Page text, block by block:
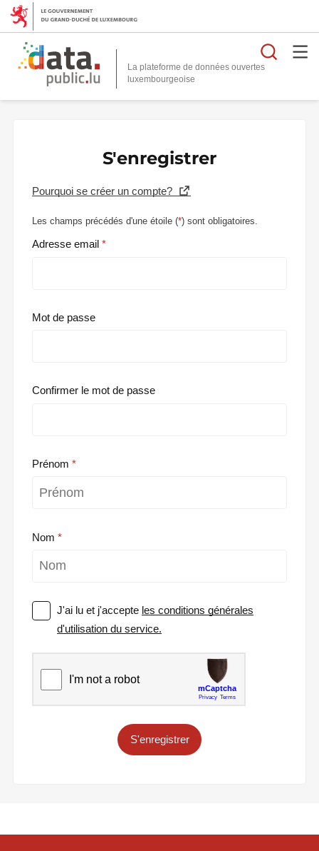
La plateforme de données ouvertes
S'enregistrer
Pourquoi se créer un compte?
Les champs précédés d'une étoile (*) sont obligatoires.
Adresse email
Mot de passe
Confirmer le mot de passe
Prénom
Nom
J'ai lu et j'accepte les conditions générales
d'utilisation du service.
S'enregistrer